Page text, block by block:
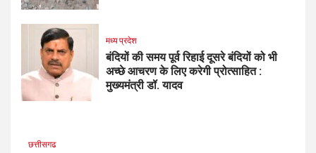
मध्य प्रदेश
बंदियों की समय पूर्व रिहाई दूसरे बंदियों को भी
अच्छे आचरण के लिए करेगी प्रोत्साहित :
मुख्यमंत्री डॉ. यादव
छत्तीसगढ